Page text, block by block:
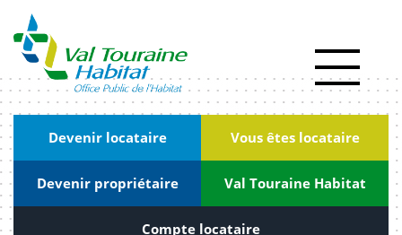
Actualités
RSE
|
Innovation
Kiosque
Devenir locataire Vous êtes locataire
Devenir propriétaire Val Touraine Habitat
Compte locataire